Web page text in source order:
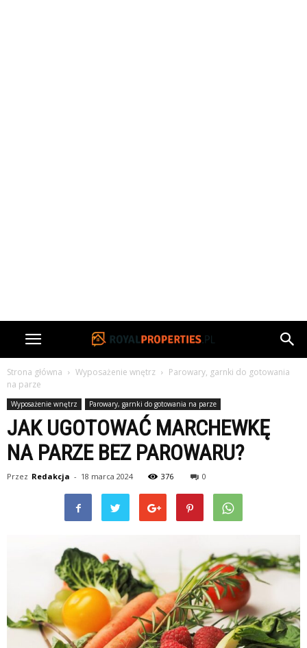
Strona główna Wyposażenie wnętrz
Parowary, garnki do gotowania
na parze
Wyposażenie wnętrz Parowary, garnki do gotowania na parze
JAK UGOTOWAĆ MARCHEWKĘ
NA PARZE BEZ PAROWARU?
Przez Redakcja - 18 marca 2024 376 0